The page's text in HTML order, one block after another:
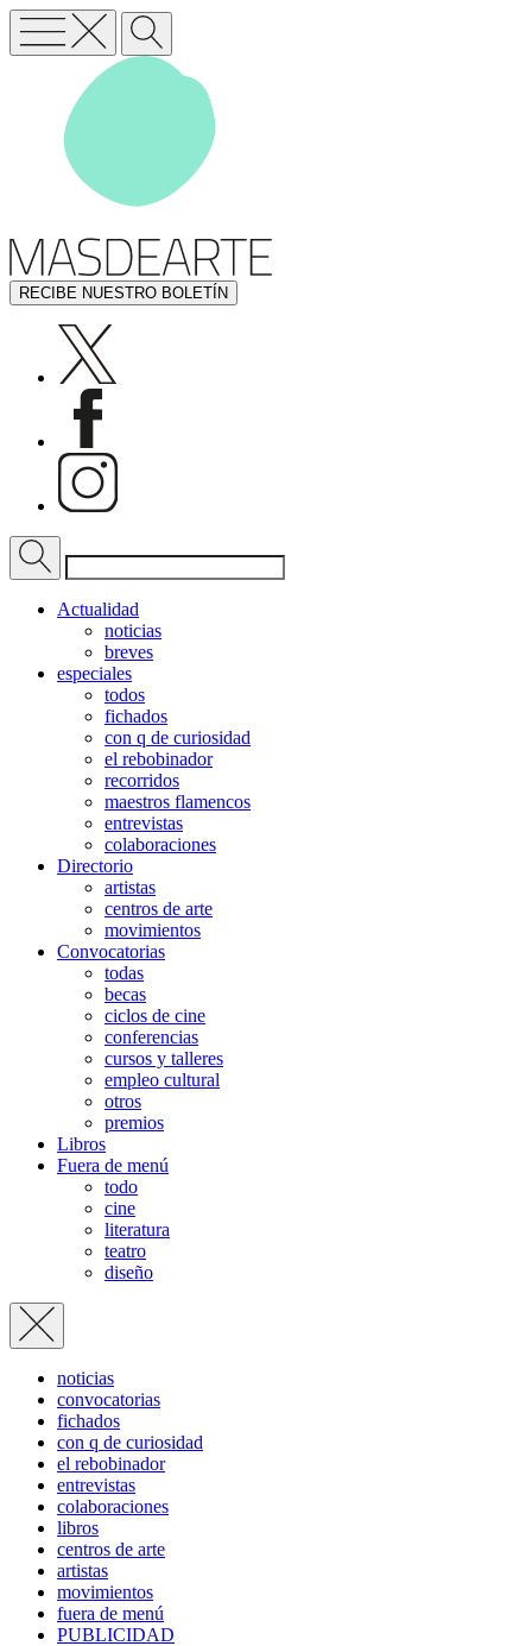
RECIBE NUESTRO BOLETÍN
Actualidad
noticias
breves
especiales
todos
fichados
con q de curiosidad
el rebobinador
recorridos
maestros flamencos
entrevistas
colaboraciones
Directorio
artistas
centros de arte
movimientos
Convocatorias
todas
becas
ciclos de cine
conferencias
cursos y talleres
empleo cultural
otros
premios
Libros
Fuera de menú
todo
cine
literatura
teatro
diseño
noticias
convocatorias
fichados
con q de curiosidad
el rebobinador
entrevistas
colaboraciones
libros
centros de arte
artistas
movimientos
fuera de menú
PUBLICIDAD